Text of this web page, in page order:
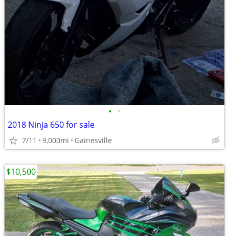
• •
2018 Ninja 650 for sale
7/11 9,000mi Gainesville
$10,500